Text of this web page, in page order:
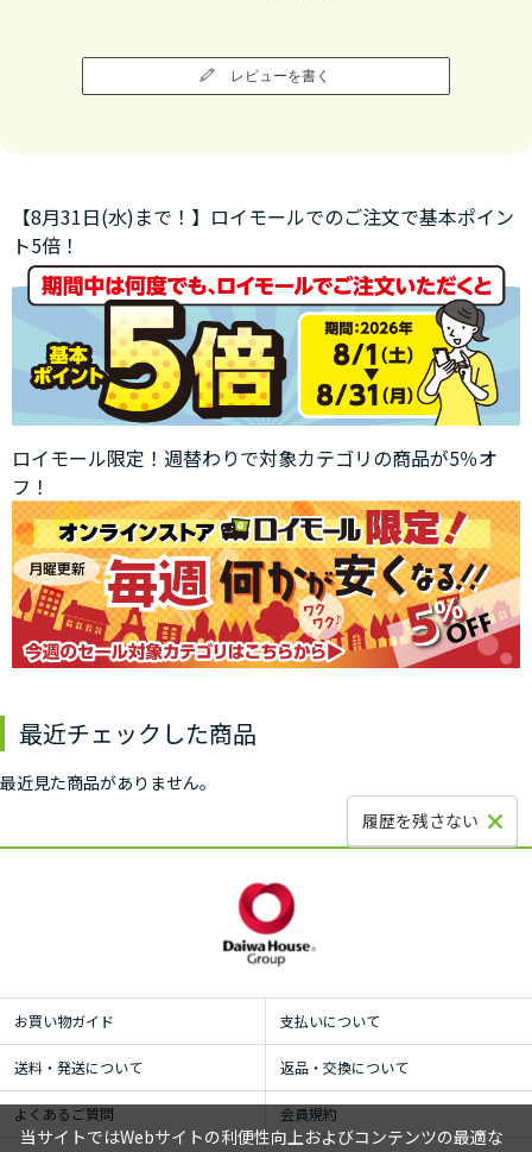
レビューを書く
【8月31日(水)まで！】ロイモールでのご注文で基本ポイン
ト5倍！
ロイモール限定！週替わりで対象カテゴリの商品が5％オ
フ！
最近チェックした商品
最近見た商品がありません。
履歴を残さない
お買い物ガイド 支払いについて
送料・発送について 返品・交換について
よくあるご質問 会員規約
当サイトではWebサイトの利便性向上およびコンテンツの最適な